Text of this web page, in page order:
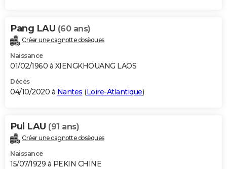
Pang LAU (60 ans)
Créer une cagnotte obsèques
Naissance
01/02/1960 à XIENGKHOUANG LAOS
Décès
04/10/2020 à Nantes (Loire-Atlantique)
Pui LAU (91 ans)
Créer une cagnotte obsèques
Naissance
15/07/1929 à PEKIN CHINE